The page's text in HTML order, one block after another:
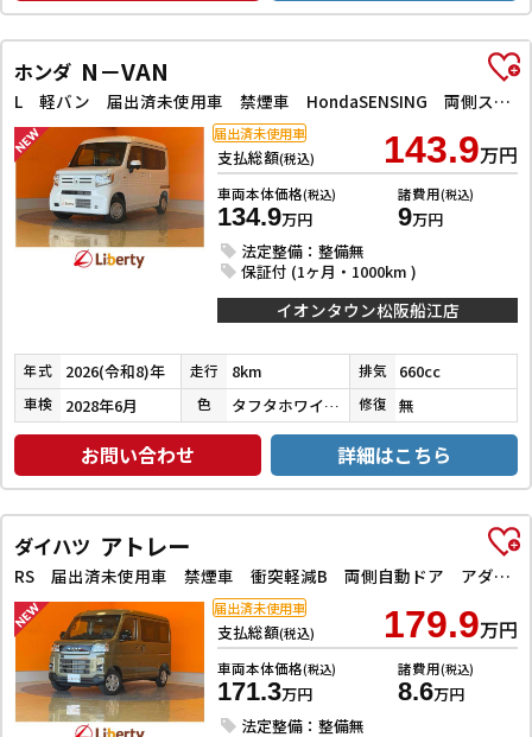
ホンダ N－VAN
L 軽バン 届出済未使用車 禁煙車 HondaSENSING 両側スライドドア アダプティブクルーズコントロール 障害物センサー オートエアコン ステアリングスイッチンドウ
支払総額(税込) 143.9万円
車両本体価格(税込)
134.9万円
諸費用(税込)
9万円
法定整備：整備無
保証付 (1ヶ月・1000km )
届出済未使用車
イオンタウン松阪船江店
年式 2026(令和8)年 走行 8km 排気 660cc
車検 2028年6月 色 タフタホワイトⅢ 修復 無
お問い合わせ 詳細はこちら
ダイハツ アトレー
RS 届出済未使用車 禁煙車 衝突軽減B 両側自動ドア アダプティブクルーズコントロール LEDヘッドライト フォグライト スマートキー プッシュスタート 障害物センサー オートエアコン
支払総額(税込) 179.9万円
車両本体価格(税込)
171.3万円
諸費用(税込)
8.6万円
法定整備：整備無
届出済未使用車